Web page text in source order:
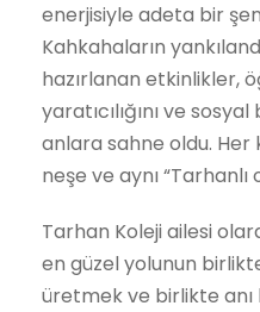
enerjisiyle adeta bir
Kahkahaların
hazırlanan etkinlikler,
yaratıcılığını ve
anlara sahne oldu. Her
neşe ve aynı
Tarhan Koleji ailesi
en güzel yolunun
üretmek ve birlikte